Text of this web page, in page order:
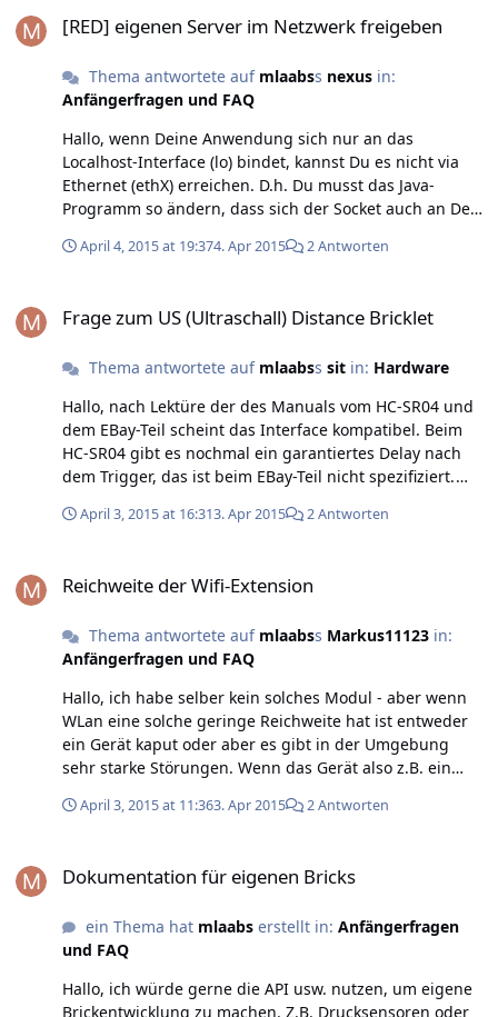
[RED] eigenen Server im Netzwerk freigeben
Thema antwortete auf mlaabss nexusin:
Anfängerfragen und FAQ
Hallo, wenn Deine Anwendung sich nur an das
Localhost-Interface (lo) bindet, kannst Du es nicht via
Ethernet (ethX) erreichen. D.h. Du musst das Java-
Programm so ändern, dass sich der Socket auch an Dein
lokal probierst, ob das Programm auch über Deine
z.B. ob ein Firewall o.ae. akt Viele Grüße, Martin
April 4, 2015 at 19:374. Apr 2015 2 Antworten
Frage zum US (Ultraschall) Distance Bricklet
Thema antwortete auf mlaabss sitin: Hardware
Hallo, nach Lektüre der des Manuals vom HC-SR04 und
dem EBay-Teil scheint das Interface kompatibel. Beim
HC-SR04 gibt es nochmal ein garantiertes Delay nach
dem Trigger, das ist beim EBay-Teil nicht spezifiziert.
April 3, 2015 at 16:313. Apr 2015 2 Antworten
Reichweite der Wifi-Extension
Thema antwortete auf mlaabss Markus11123in:
Anfängerfragen und FAQ
Hallo, ich habe selber kein solches Modul - aber wenn
WLan eine solche geringe Reichweite hat ist entweder
ein Gerät kaput oder aber es gibt in der Umgebung
sehr starke Störungen. Wenn das Gerät also z.B. ein
das Verhalten nicht wundern. Auch sehr viele andere
der Geräte Defekt - in diesem Fall wohl das TF-WLan-
an - meistens sind es schlechte Lötstellen z.B. an der
Antenne oder den Anpasskomponenten. Viele Grüße,
April 3, 2015 at 11:363. Apr 2015 2 Antworten
Dokumentation für eigenen Bricks
ein Thema hat mlaabserstellt in: Anfängerfragen
und FAQ
Hallo, ich würde gerne die API usw. nutzen, um eigene
Brickentwicklung zu machen. Z.B. Drucksensoren oder